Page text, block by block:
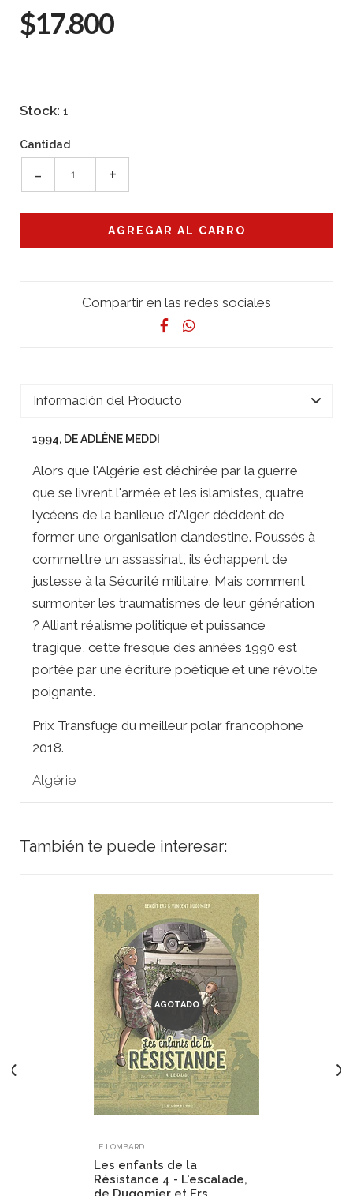
$17.800
Stock: 1
Cantidad
- +
Compartir en las redes sociales
Información del Producto
1994, DE ADLÈNE MEDDI
Alors que l'Algérie est déchirée par la guerre
que se livrent l'armée et les islamistes, quatre
lycéens de la banlieue d'Alger décident de
former une organisation clandestine. Poussés à
commettre un assassinat, ils échappent de
justesse à la Sécurité militaire. Mais comment
surmonter les traumatismes de leur génération
? Alliant réalisme politique et puissance
tragique, cette fresque des années 1990 est
portée par une écriture poétique et une révolte
poignante.
Prix Transfuge du meilleur polar francophone
2018.
Algérie
También te puede interesar:
AGOTADO
LE LOMBARD
Les enfants de la
Résistance 4 - L'escalade,